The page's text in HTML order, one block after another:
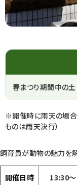
春まつり期間中の土
※開催時に雨天の場合
ものは雨天決行）
飼育員が動物の魅力を解
開催日時 13:30～